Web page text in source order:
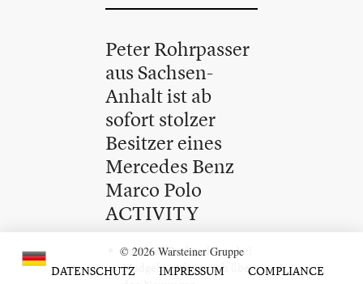
Peter Rohrpasser
aus Sachsen-
Anhalt ist ab
sofort stolzer
Besitzer eines
Mercedes Benz
Marco Polo
ACTIVITY
Paar aus Oschersleben bei
Madgeburg freut sich über
© 2026 Warsteiner Gruppe
DATENSCHUTZ
IMPRESSUM COMPLIANCE